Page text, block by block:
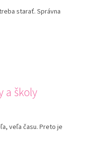
starať. Správna
a školy
veľa času. Preto je